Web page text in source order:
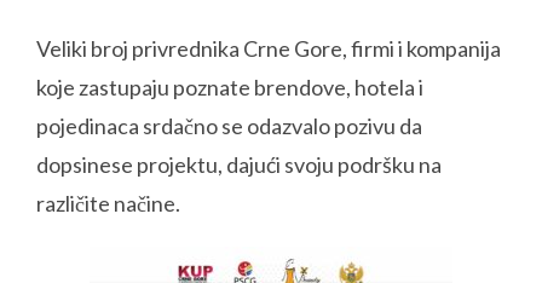
Veliki broj privrednika Crne Gore, firmi i kompanija
koje zastupaju poznate brendove, hotela i
pojedinaca srdačno se odazvalo pozivu da
dopsinese projektu, dajući svoju podršku na
različite načine.